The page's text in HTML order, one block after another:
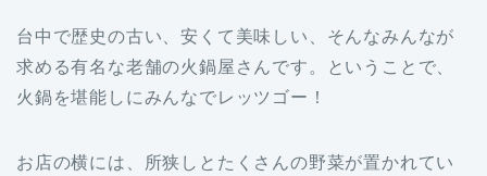
台中で歴史の古い、安くて美味しい、そんなみんなが
求める有名な老舗の火鍋屋さんです。ということで、
火鍋を堪能しにみんなでレッツゴー！
お店の横には、所狭しとたくさんの野菜が置かれてい